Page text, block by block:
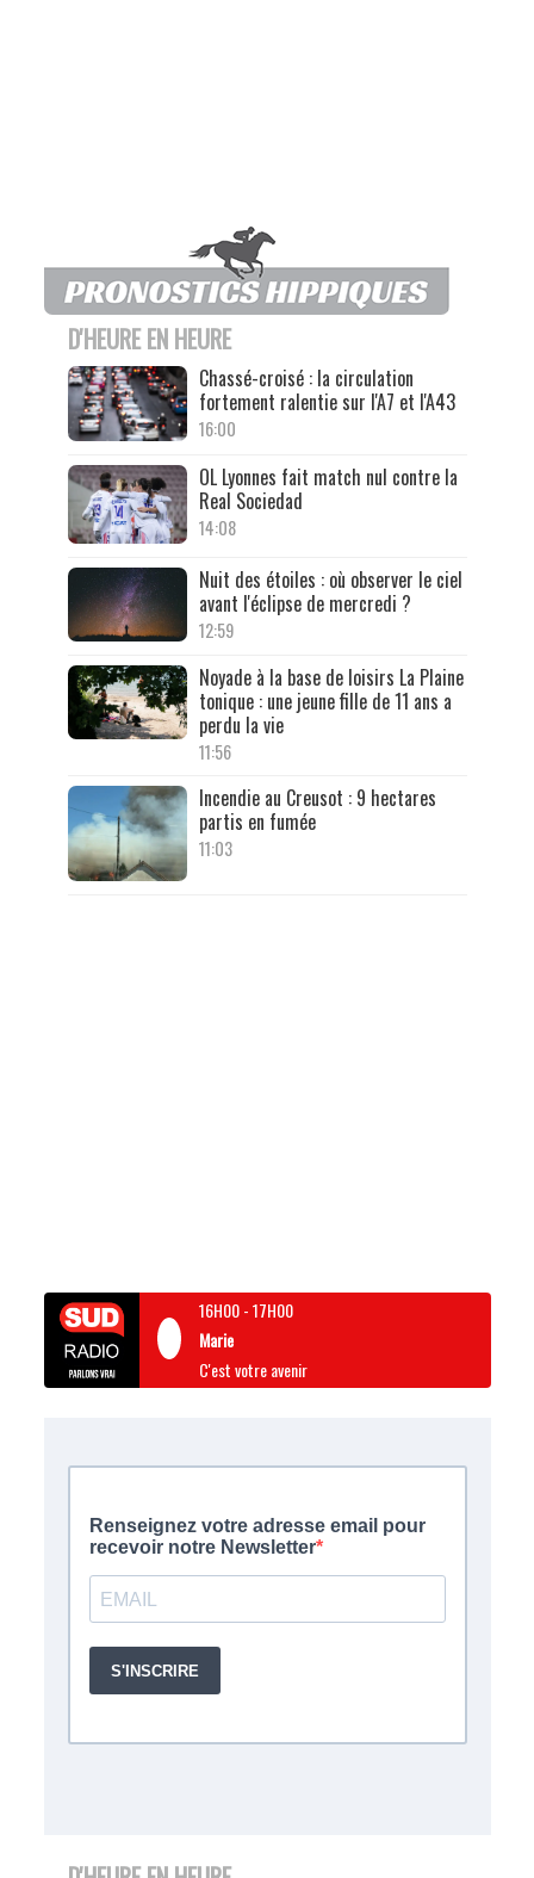
D'HEURE EN HEURE
Chassé-croisé : la circulation
fortement ralentie sur l'A7 et l'A43
16:00
OL Lyonnes fait match nul contre la
Real Sociedad
14:08
Nuit des étoiles : où observer le ciel
avant l'éclipse de mercredi ?
12:59
Noyade à la base de loisirs La Plaine
tonique : une jeune fille de 11 ans a
perdu la vie
11:56
Incendie au Creusot : 9 hectares
partis en fumée
11:03
16H00-17H00
Marie
C'est votre avenir